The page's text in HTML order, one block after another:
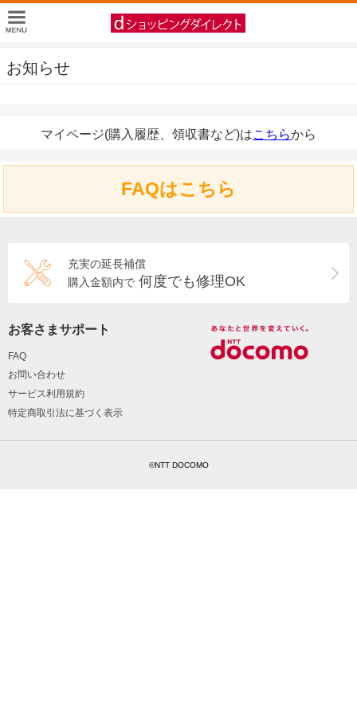
お知らせ
マイページ(購入履歴、領収書など)はこちらから
FAQはこちら
充実の延長補償
購入金額内で 何度でも修理OK
お客さまサポート
FAQ
お問い合わせ
サービス利用規約
特定商取引法に基づく表示
©NTT DOCOMO